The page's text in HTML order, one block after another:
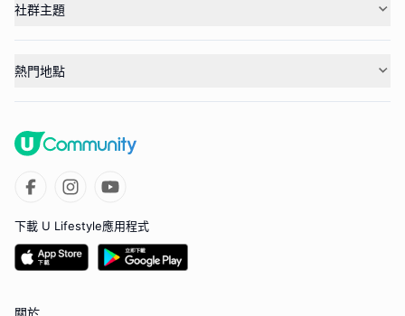
社群主題
熱門地點
下載 U Lifestyle應用程式
關於